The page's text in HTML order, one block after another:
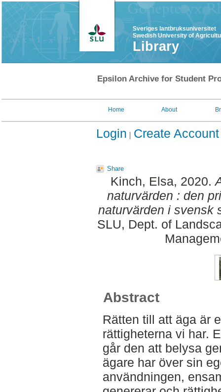
Sveriges lantbruksuniversitet
Swedish University of
Library
Epsilon Archive for Student
Home About
Login Create Account
Share
Kinch, Elsa, 2020.
naturvärden : den
naturvärden i svensk
SLU, Dept. of
Abstract
Rätten till att äga är
rättigheterna vi har.
går den att belysa
ägare har över sin
användningen,